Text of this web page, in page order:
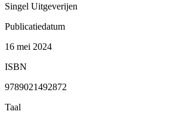
Singel Uitgeverijen
Publicatiedatum
16 mei 2024
ISBN
9789021492872
Taal